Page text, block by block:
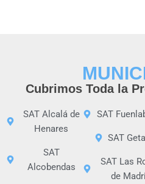
Cubrimos Toda la
SAT Alcalá de
Henares
SAT
Alcobendas
SAT
SAT
SAT Las
de